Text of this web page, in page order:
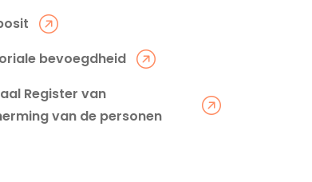
bevoegdheid
Register van
van de personen